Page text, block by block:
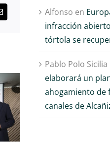
Alfonso en
infracción
tórtola se
Pablo Polo Sicilia
elaborará un
ahogamiento de
canales de